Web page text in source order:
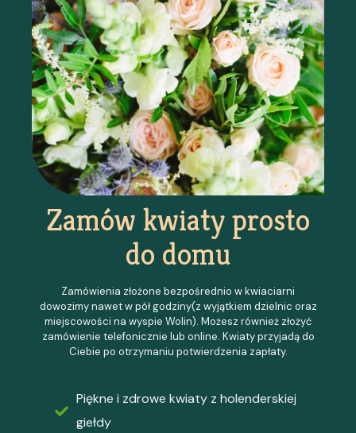
Zamów kwiaty prosto
do domu
Zamówienia złożone bezpośrednio w kwiaciarni
dowozimy nawet w pół godziny(z wyjątkiem dzielnic oraz
miejscowości na wyspie Wolin). Możesz również złożyć
zamówienie telefonicznie lub online. Kwiaty przyjadą do
Ciebie po otrzymaniu potwierdzenia zapłaty.
Piękne i zdrowe kwiaty z holenderskiej
giełdy